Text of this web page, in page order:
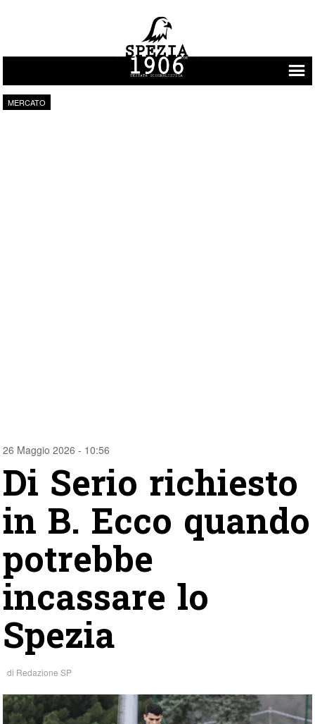
Vai al contenuto
MERCATO
26 Maggio 2026 - 10:56
Di Serio richiesto
in B. Ecco quando
potrebbe
incassare lo
Spezia
di Redazione SP